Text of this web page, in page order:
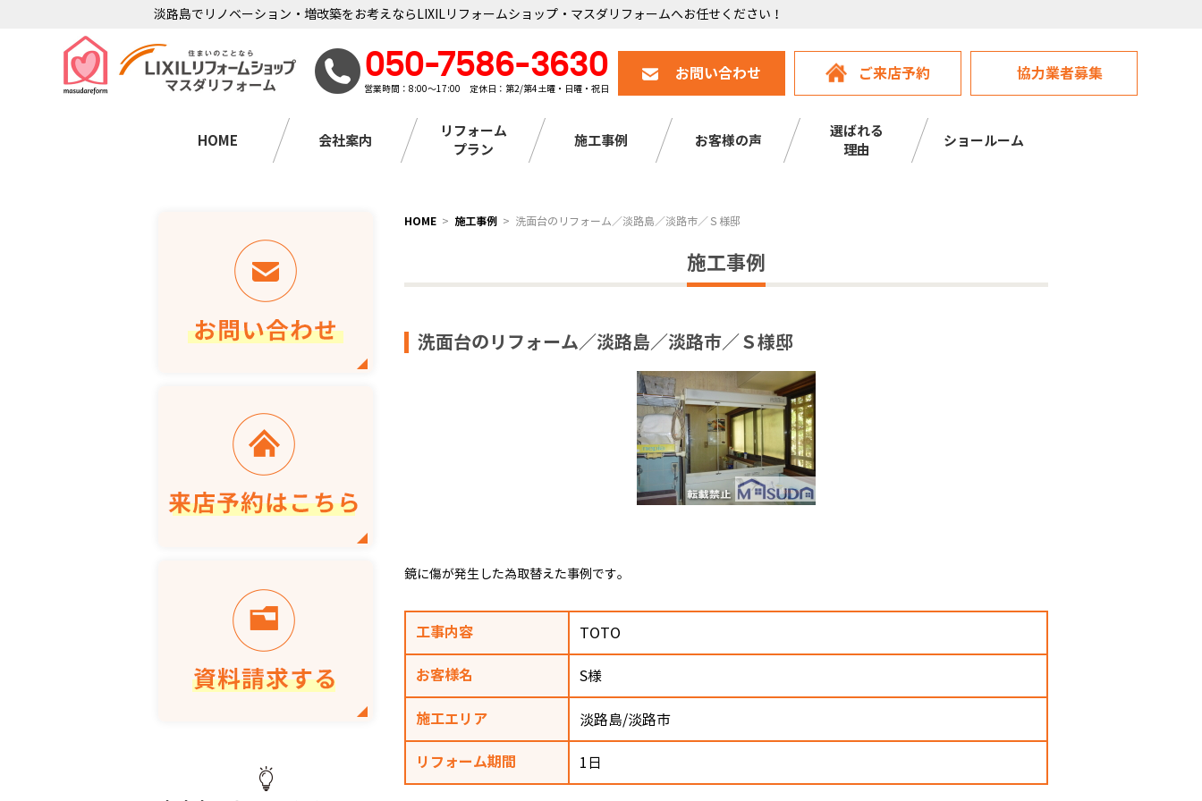
淡路島でリノベーション・増改築をお考えならLIXILリフォームショップ・マスダリフォームへお任せください！
050-7586-3630
営業時間：8:00～17:00 定休日：第2/第4土曜・日曜・祝日
お問い合わせ ご来店予約 協力業者募集
HOME 会社案内
リフォーム
プラン
施工事例 お客様の声
選ばれる
理由
ショールーム
HOME 施工事例 洗面台のリフォーム／淡路島／淡路市／Ｓ様邸
施工事例
洗面台のリフォーム／淡路島／淡路市／Ｓ様邸
鏡に傷が発生した為取替えた事例です。
工事内容 TOTO
お客様名 S様
施工エリア 淡路島/淡路市
リフォーム期間 1日